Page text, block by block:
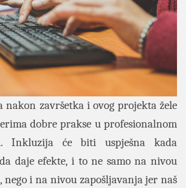
nakon završetka i ovog projekta žele
dobre prakse u profesionalnom
Inkluzija će biti uspješna kada
daje efekte, i to ne samo na nivou
nego i na nivou zapošljavanja jer naš